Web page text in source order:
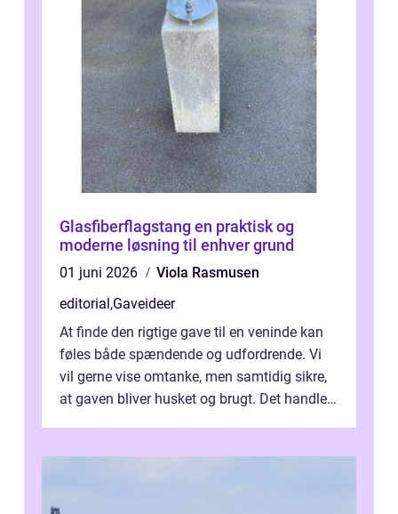
Glasfiberflagstang en praktisk og
moderne løsning til enhver grund
01 juni 2026
Viola Rasmusen
editorial ,Gaveideer
At finde den rigtige gave til en veninde kan
føles både spændende og udfordrende. Vi
vil gerne vise omtanke, men samtidig sikre,
at gaven bliver husket og brugt. Det handler